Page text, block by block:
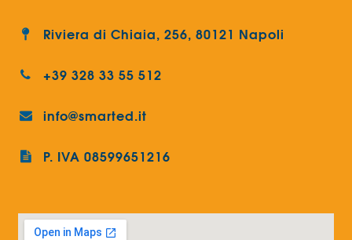
Riviera di Chiaia, 256, 80121 Napoli
+39 328 33 55 512
info@smarted.it
P. IVA 08599651216